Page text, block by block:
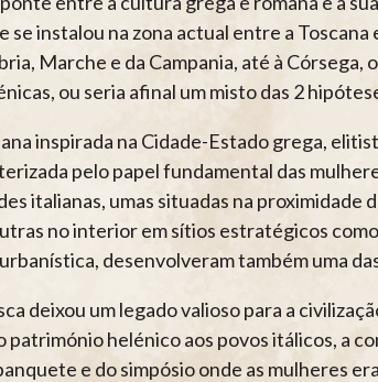
se instalou na zona actual entre a
Marche e da Campania, até à
ou seria afinal um misto das 2
inspirada na Cidade-Estado grega,
pelo papel fundamental das
italianas, umas situadas na proximidade
no interior em sítios estratégicos
desenvolveram também uma
deixou um legado valioso para a
património helénico aos povos itálicos, a
e do simpósio onde as mulheres